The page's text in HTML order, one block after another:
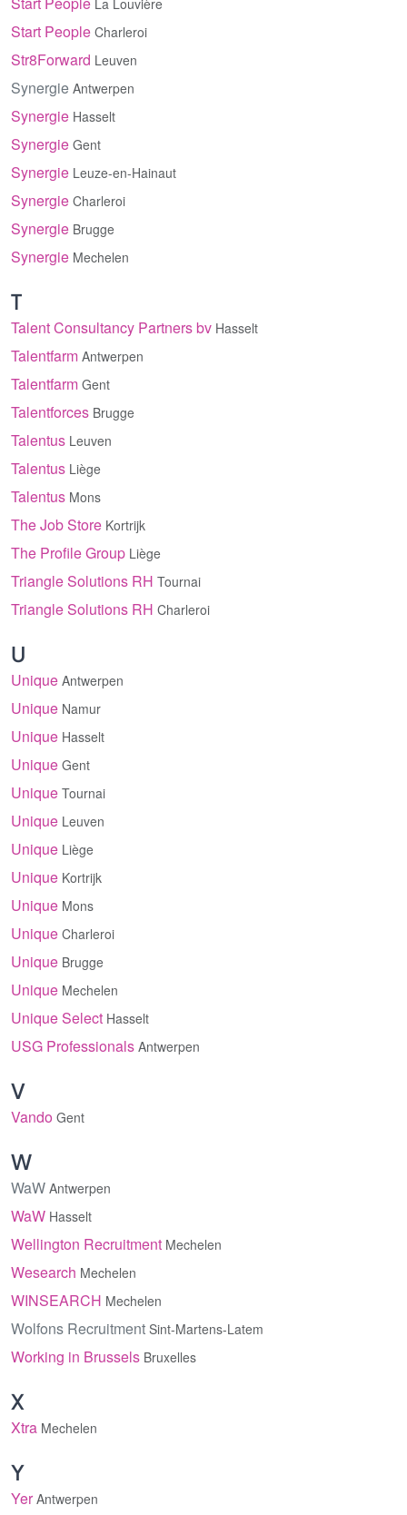
La Louvière
Start People Charleroi
Str8Forward Leuven
Synergie Antwerpen
Synergie Hasselt
Synergie Gent
Synergie Leuze-en-Hainaut
Synergie Charleroi
Synergie Brugge
Synergie Mechelen
T
Talent Consultancy Partners bv Hasselt
Talentfarm Antwerpen
Talentfarm Gent
Talentforces Brugge
Talentus Leuven
Talentus Liège
Talentus Mons
The Job Store Kortrijk
The Profile Group Liège
Triangle Solutions RH Tournai
Triangle Solutions RH Charleroi
U
Unique Antwerpen
Unique Namur
Unique Hasselt
Unique Gent
Unique Tournai
Unique Leuven
Unique Liège
Unique Kortrijk
Unique Mons
Unique Charleroi
Unique Brugge
Unique Mechelen
Unique Select Hasselt
USG Professionals Antwerpen
V
Vando Gent
W
WaW Antwerpen
WaW Hasselt
Wellington Recruitment Mechelen
Wesearch Mechelen
WINSEARCH Mechelen
Wolfons Recruitment Sint-Martens-Latem
Working in Brussels Bruxelles
X
Xtra Mechelen
Y
YerAntwerpen